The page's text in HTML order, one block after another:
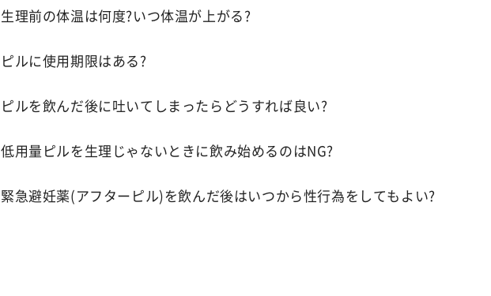
生理前の体温は何度?いつ体温が上がる?
ピルに使用期限はある?
ピルを飲んだ後に吐いてしまったらどうすれば良い?
低用量ピルを生理じゃないときに飲み始めるのはNG?
緊急避妊薬(アフターピル)を飲んだ後はいつから性行為をしてもよい?